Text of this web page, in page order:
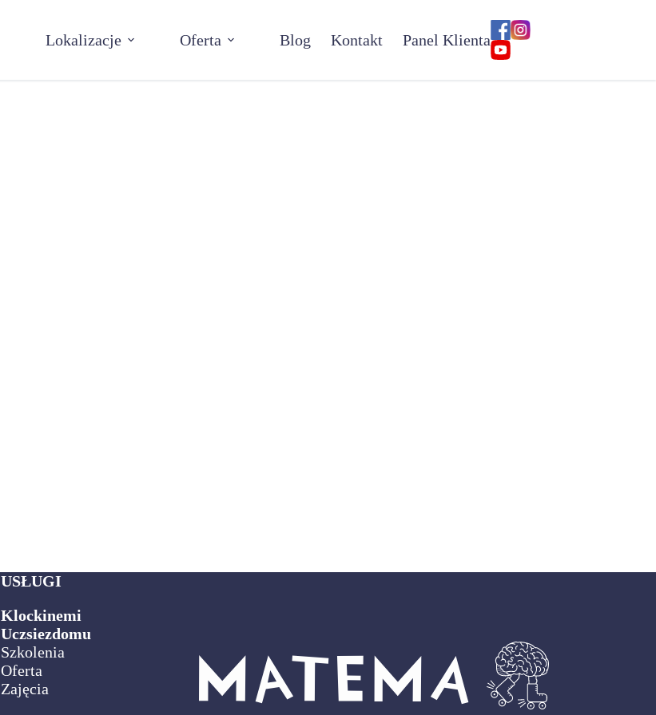
Lokalizacje Oferta Blog Kontakt Panel Klienta
USŁUGI
Klockinemi
Uczsiezdomu
Szkolenia
Oferta
Zajęcia